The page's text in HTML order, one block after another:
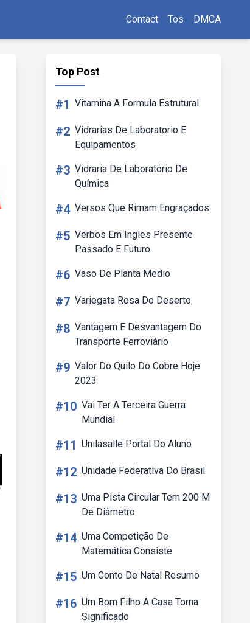
Contact Tos DMCA
Top Post
#1 Vitamina A Formula Estrutural
#2 Vidrarias De Laboratorio E
Equipamentos
#3 Vidraria De Laboratório De
Química
#4 Versos Que Rimam Engraçados
#5 Verbos Em Ingles Presente
Passado E Futuro
#6 Vaso De Planta Medio
#7 Variegata Rosa Do Deserto
#8 Vantagem E Desvantagem Do
Transporte Ferroviário
#9 Valor Do Quilo Do Cobre Hoje
2023
#10 Vai Ter A Terceira Guerra
Mundial
#11 Unilasalle Portal Do Aluno
#12 Unidade Federativa Do Brasil
#13 Uma Pista Circular Tem 200 M
De Diâmetro
#14 Uma Competição De
Matemática Consiste
#15 Um Conto De Natal Resumo
#16 Um Bom Filho A Casa Torna
Significado